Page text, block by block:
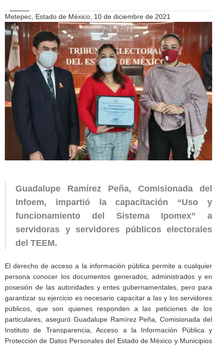
Metepec, Estado de México, 10 de diciembre de 2021
Guadalupe Ramírez Peña, Comisionada del
Infoem, impartió la capacitación “Uso y
funcionamiento del Sistema Ipomex” a
servidoras y servidores públicos electorales
del TEEM.
El derecho de acceso a la información pública permite a cualquier
persona conocer los documentos generados, administrados y en
posesión de las autoridades y entes gubernamentales, pero para
garantizar su ejercicio es necesario capacitar a las y los servidores
públicos, que son quienes responden a las peticiones de los
particulares, aseguró Guadalupe Ramírez Peña, Comisionada del
Instituto de Transparencia, Acceso a la Información Pública y
Protección de Datos Personales del Estado de México y Municipios